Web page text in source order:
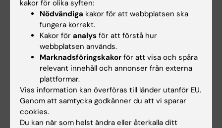
Fem till tio procent drabbas.
Innebär: svårigheter att lära sig att avkoda och
stava, trots mycket träning.
Stödbehov: Inlästa böcker och texter kan vara till
stor hjälp vid inlärning.
Språkstörning
Cirka 7-8 procent drabbas.
Innebär: svårigheter att lära sig sitt/sina
modersmål och detta påverkar både hör-och
kakor för olika syften:
Nödvändiga kakor för att webbplatsen ska
fungera korrekt.
Kakor för analys för att förstå hur
webbplatsen används.
Marknadsföringskakor för att visa och spåra
relevant innehåll och annonser från externa
plattformar.
Viss information kan överföras till länder utanför EU.
Genom att samtycka godkänner du att vi sparar
cookies.
Du kan när som helst ändra eller återkalla ditt